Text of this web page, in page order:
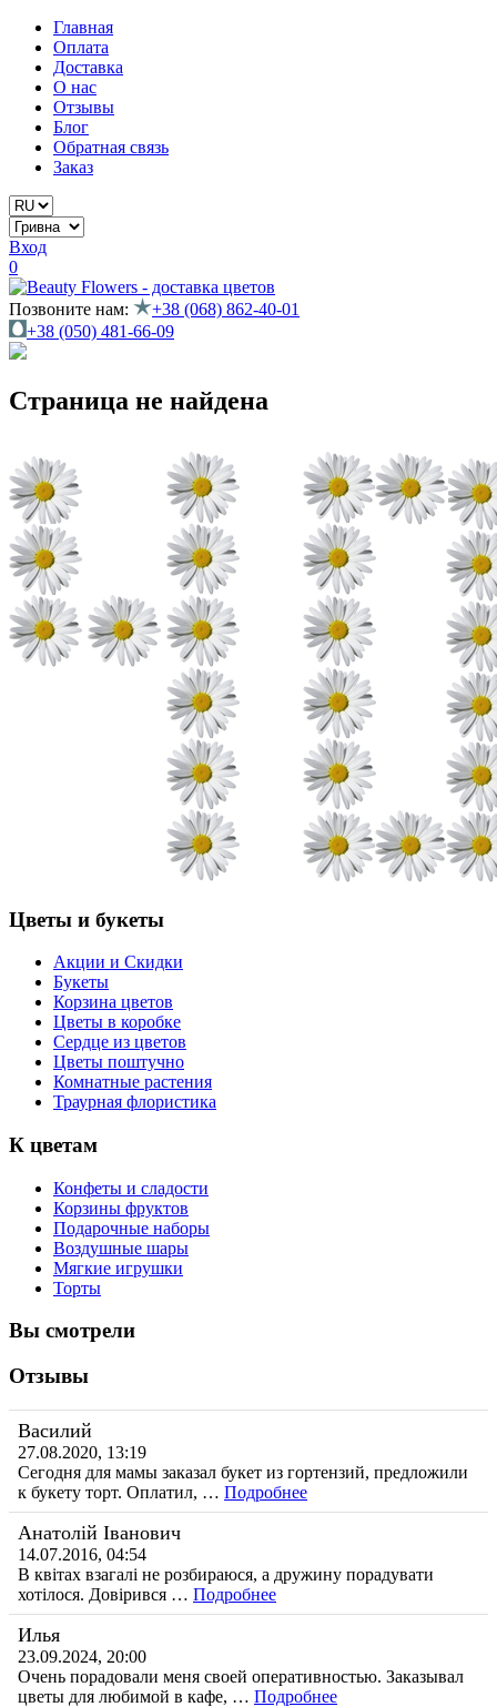
Главная
Оплата
Доставка
О нас
Отзывы
Блог
Обратная связь
Заказ
Вход
0
Позвоните нам:
+38 (068) 862-40-01
+38 (050) 481-66-09
Страница не найдена
Цветы и букеты
Акции и Скидки
Букеты
Корзина цветов
Цветы в коробке
Сердце из цветов
Цветы поштучно
Комнатные растения
Траурная флористика
К цветам
Конфеты и сладости
Корзины фруктов
Подарочные наборы
Воздушные шары
Мягкие игрушки
Торты
Вы смотрели
Отзывы
Василий
27.08.2020, 13:19
Сегодня для мамы заказал букет из гортензий, предложили
к букету торт. Оплатил, … Подробнее
Анатолій Іванович
14.07.2016, 04:54
В квітах взагалі не розбираюся, а дружину порадувати
хотілося. Довірився … Подробнее
Илья
23.09.2024, 20:00
Очень порадовали меня своей оперативностью. Заказывал
цветы для любимой в кафе, … Подробнее